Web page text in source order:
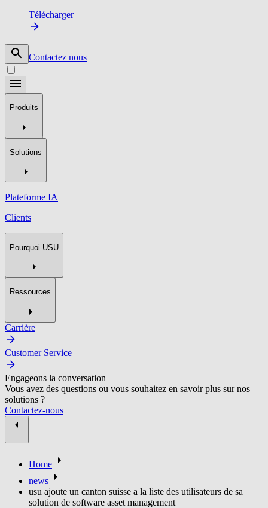
Télécharger
Contactez nous
Produits
Solutions
Plateforme IA
Clients
Pourquoi USU
Ressources
Carrière
Customer Service
Engageons la conversation
Vous avez des questions ou vous souhaitez en savoir plus sur nos
solutions ?
Contactez-nous
Home
news
usu ajoute un canton suisse a la liste des utilisateurs de sa
solution de software asset management